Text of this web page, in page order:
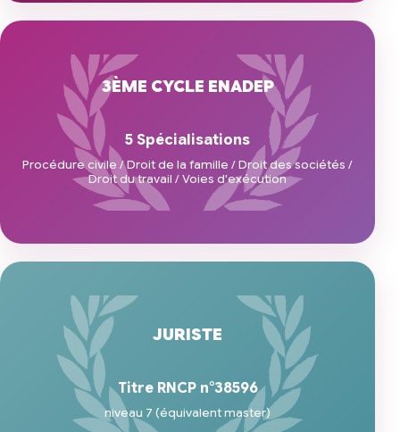
3ÈME CYCLE ENADEP
5 Spécialisations
Procédure civile / Droit de la famille / Droit des sociétés /
Droit du travail / Voies d'exécution
JURISTE
Titre RNCP n°38596
niveau 7 (équivalent master)